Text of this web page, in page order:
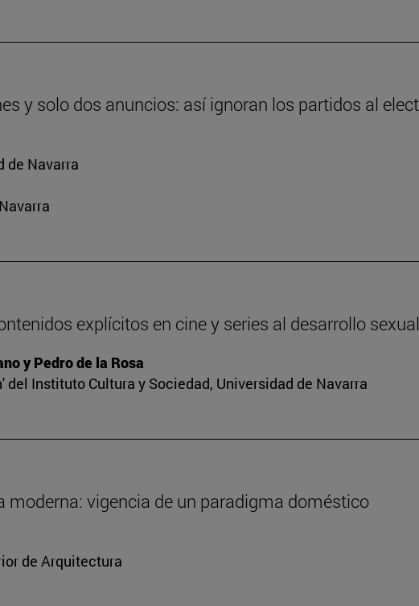
y solo dos anuncios: así ignoran los partidos al
de Navarra
explícitos en cine y series al desarrollo
y Pedro de la Rosa
Instituto Cultura y Sociedad, Universidad de Navarra
moderna: vigencia de un paradigma doméstico
de Arquitectura